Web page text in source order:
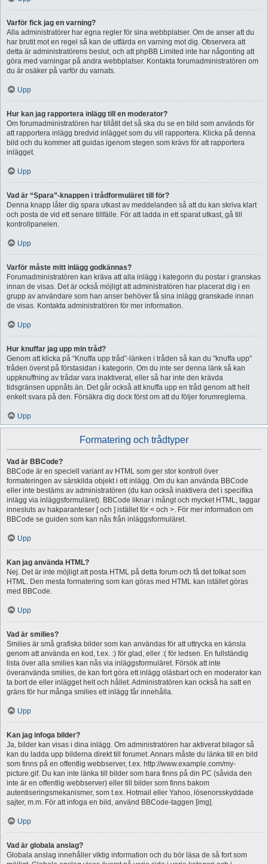
Varför fick jag en varning?
Alla administratörer har egna regler för sina webbplatser. Om de anser att du
har brutit mot en regel så kan de utfärda en varning mot dig. Observera att
detta är administratörens beslut, och att phpBB Limited inte har någonting att
göra med varningar på andra webbplatser. Kontakta forumadministratören om
du är osäker på varför du varnats.
Upp
Hur kan jag rapportera inlägg till en moderator?
Om forumadministratören har tillåtit det så ska du se en bild som används för
att rapportera inlägg bredvid inlägget som du vill rapportera. Klicka på denna
bild och du kommer att guidas igenom stegen som krävs för att rapportera
inlägget.
Upp
Vad är “Spara”-knappen i trådformuläret till för?
Denna knapp låter dig spara utkast av meddelanden så att du kan skriva klart
och posta de vid ett senare tillfälle. För att ladda in ett sparat utkast, gå till
kontrollpanelen.
Upp
Varför måste mitt inlägg godkännas?
Forumadministratören kan kräva att alla inlägg i kategorin du postar i granskas
innan de visas. Det är också möjligt att administratören har placerat dig i en
grupp av användare som han anser behöver få sina inlägg granskade innan
de visas. Kontakta administratören för mer information.
Upp
Hur knuffar jag upp min tråd?
Genom att klicka på “Knuffa upp tråd”-länken i tråden så kan du "knuffa upp"
tråden överst på förstasidan i kategorin. Om du inte ser denna länk så kan
uppknuffning av trådar vara inaktiverat, eller så har inte den krävda
tidsgränsen uppnåts än. Det går också att knuffa upp en tråd genom att helt
enkelt svara på den. Försäkra dig dock först om att du följer forumreglerna.
Upp
Formatering och trådtyper
Vad är BBCode?
BBCode är en speciell variant av HTML som ger stor kontroll över
formateringen av särskilda objekt i ett inlägg. Om du kan använda BBCode
eller inte bestäms av administratören (du kan också inaktivera det i specifika
inlägg via inläggsformuläret). BBCode liknar i mångt och mycket HTML, taggar
innesluts av hakparanteser [ och ] istället för < och >. För mer information om
BBCode se guiden som kan nås från inläggsformuläret.
Upp
Kan jag använda HTML?
Nej. Det är inte möjligt att posta HTML på detta forum och få det tolkat som
HTML. Den mesta formatering som kan göras med HTML kan istället göras
med BBCode.
Upp
Vad är smilies?
Smilies är små grafiska bilder som kan användas för att uttrycka en känsla
genom att använda en kod, t.ex. :) för glad, eller :( för ledsen. En fullständig
lista över alla smilies kan nås via inläggsformuläret. Försök att inte
överanvända smilies, de kan fort göra ett inlägg oläsbart och en moderator kan
ta bort de eller inlägget helt och hållet. Administratören kan också ha satt en
gräns för hur många smilies ett inlägg får innehålla.
Upp
Kan jag infoga bilder?
Ja, bilder kan visas i dina inlägg. Om administratören har aktiverat bilagor så
kan du ladda upp bilderna direkt till forumet. Annars måste du länka till en bild
som finns på en offentlig webbserver, t.ex. http://www.example.com/my-
picture.gif. Du kan inte länka till bilder som bara finns på din PC (såvida den
inte är en offentlig webbserver) eller till bilder som finns bakom
autentiseringsmekanismer, som t.ex. Hotmail eller Yahoo, lösenorsskyddade
sajter, m.m. För att infoga en bild, använd BBCode-taggen [img].
Upp
Vad är globala anslag?
Globala anslag innehåller viktig information och du bör läsa de så fort som